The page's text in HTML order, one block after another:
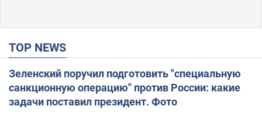
TOP NEWS
Зеленский поручил подготовить "специальную
санкционную операцию" против России: какие
задачи поставил президент. Фото